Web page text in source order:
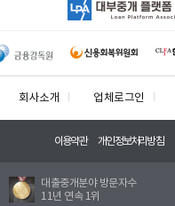
회사소개 업체로그인
이용약관 개인정보처리방침
대출중개분야 방문자수
11년 연속 1위